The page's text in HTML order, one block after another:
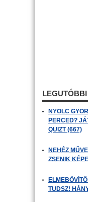
NYOLC
PERCED?
QUIZT (667)
NEHÉZ
ZSENIK
TUDSZ!